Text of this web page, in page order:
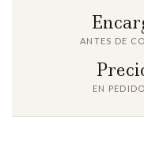
ANTES DE
EN